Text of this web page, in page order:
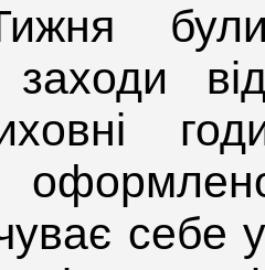
були
заходи
себе